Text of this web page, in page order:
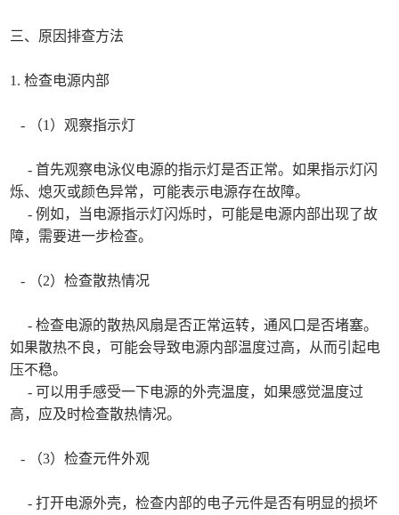
三、原因排查方法
1. 检查电源内部
- （1）观察指示灯
- 首先观察电泳仪电源的指示灯是否正常。如果指示灯闪
烁、熄灭或颜色异常，可能表示电源存在故障。
- 例如，当电源指示灯闪烁时，可能是电源内部出现了故
障，需要进一步检查。
- （2）检查散热情况
- 检查电源的散热风扇是否正常运转，通风口是否堵塞。
如果散热不良，可能会导致电源内部温度过高，从而引起电
压不稳。
- 可以用手感受一下电源的外壳温度，如果感觉温度过
高，应及时检查散热情况。
- （3）检查元件外观
- 打开电源外壳，检查内部的电子元件是否有明显的损坏